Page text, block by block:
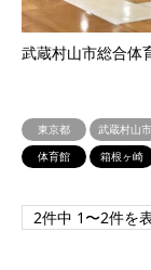
武蔵村山市総合体
東京都
武蔵村山市
体育館
箱根ヶ崎
2件中 1〜2件を